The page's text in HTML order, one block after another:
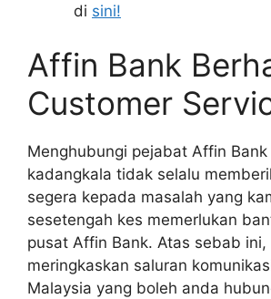
di sini!
Affin Bank
Customer
Menghubungi pejabat Affin
kadangkala tidak selalu
segera kepada masalah yang
sesetengah kes memerlukan
pusat Affin Bank. Atas sebab
meringkaskan saluran
Malaysia yang boleh anda